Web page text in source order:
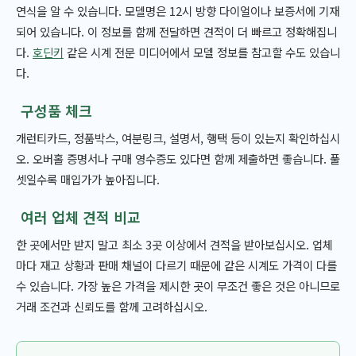
연식을 알 수 있습니다. 모델명은 12시 방향 다이얼이나 보증서에 기재
되어 있습니다. 이 정보를 함께 전달하면 견적이 더 빠르고 정확해집니
다. 호딘키 같은 시계 전문 미디어에서 모델 정보를 참고할 수도 있습니
다.
구성품 체크
개런티카드, 정품박스, 여분링크, 설명서, 행택 등이 있는지 확인하십시
오. 오버홀 증명서나 구매 영수증도 있다면 함께 제출하면 좋습니다. 풀
셋일수록 매입가가 높아집니다.
여러 업체 견적 비교
한 곳에서만 받지 말고 최소 3곳 이상에서 견적을 받아보십시오. 업체
마다 재고 상황과 판매 채널이 다르기 때문에 같은 시계도 가격이 다를
수 있습니다. 가장 높은 가격을 제시한 곳이 무조건 좋은 것은 아니므로
거래 조건과 신뢰도를 함께 고려하십시오.